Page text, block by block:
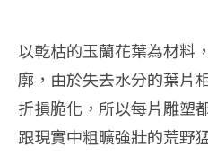
以乾枯的玉蘭花葉為材料
廓，由於失去水分的葉片
折損脆化，所以每片雕塑
跟現實中粗曠強壯的荒野